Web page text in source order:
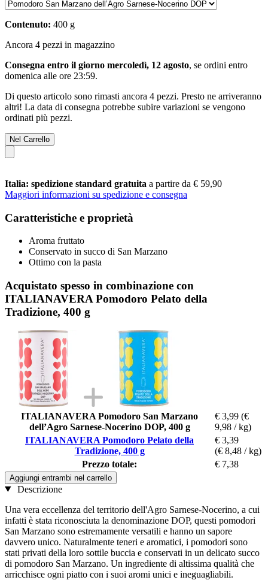
Contenuto: 400 g
Ancora 4 pezzi in magazzino
Consegna entro il giorno mercoledì, 12 agosto, se ordini entro
domenica alle ore 23:59.
Di questo articolo sono rimasti ancora 4 pezzi. Presto ne arriveranno
altri! La data di consegna potrebbe subire variazioni se vengono
ordinati più pezzi.
Nel Carrello
Italia: spedizione standard gratuita a partire da € 59,90
Maggiori informazioni su spedizione e consegna
Caratteristiche e proprietà
Aroma fruttato
Conservato in succo di San Marzano
Ottimo con la pasta
Acquistato spesso in combinazione con
ITALIANAVERA Pomodoro Pelato della
Tradizione, 400 g
ITALIANAVERA Pomodoro San Marzano
dell’Agro Sarnese-Nocerino DOP, 400 g
€ 3,99 (€
9,98 / kg)
ITALIANAVERA Pomodoro Pelato della
Tradizione, 400 g
€ 3,39
(€ 8,48 / kg)
Prezzo totale:
€ 7,38
Aggiungi entrambi nel carrello
Descrizione
Una vera eccellenza del territorio dell'Agro Sarnese-Nocerino, a cui
infatti è stata riconosciuta la denominazione DOP, questi pomodori
San Marzano sono estremamente versatili e hanno un sapore
davvero unico. Naturalmente teneri e aromatici, i pomodori sono
stati privati ​​della loro sottile buccia e conservati in un delicato succo
di pomodoro San Marzano. Un ingrediente di altissima qualità che
arricchisce ogni piatto con i suoi aromi unici e ineguagliabili.